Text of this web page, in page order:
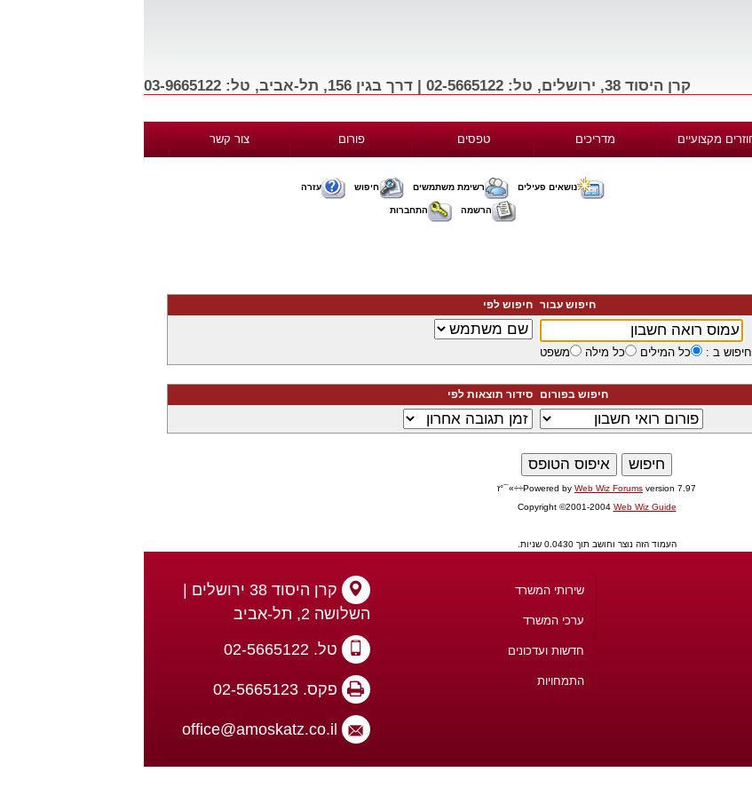
קרן היסוד 38, ירושלים, טל: 02-5665122 | דרך בגין 156, תל-אביב, טל: 03-9665122
מקצועיים מדריכים טפסים פורום צור קשר
נושאים פעילים רשימת משתמשים חיפוש עזרה
הרשמה התחברות
חיפוש עבור חיפוש לפי
חיפוש ב : כל המילים כל מילה משפט
חיפוש בפורום סידור תוצאות לפי
Powered by Web Wiz Forums version 7.97÷÷»¯°ז
Copyright ©2001-2004 Web Wiz Guide
העמוד הזה נוצר וחושב תוך 0.0430 שניות.
שירותי המשרד
ערכי המשרד
חדשות ועדכונים
התמחויות
קרן היסוד 38 ירושלים |
השלושה 2, תל-אביב
טל. 02-5665122
פקס. 02-5665123
office@amoskatz.co.il